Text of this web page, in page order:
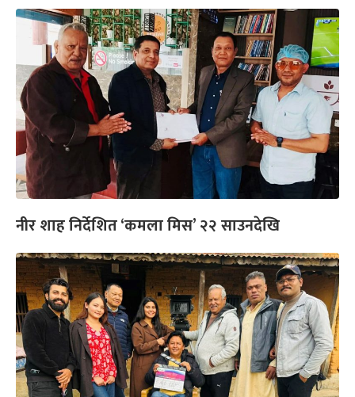
नीर शाह निर्देशित ‘कमला मिस’ २२ साउनदेखि